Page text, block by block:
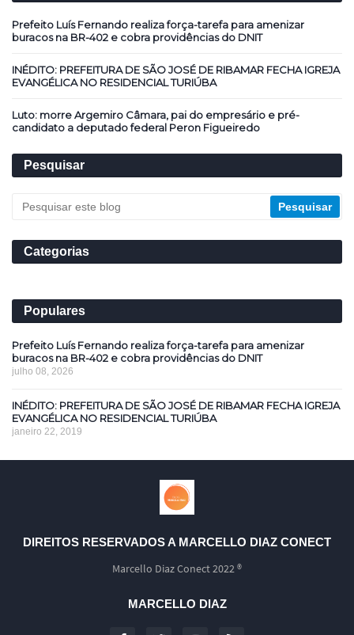
Prefeito Luís Fernando realiza força-tarefa para amenizar
buracos na BR-402 e cobra providências do DNIT
INÉDITO: PREFEITURA DE SÃO JOSÉ DE RIBAMAR FECHA IGREJA
EVANGÉLICA NO RESIDENCIAL TURIÚBA
Luto: morre Argemiro Câmara, pai do empresário e pré-
candidato a deputado federal Peron Figueiredo
Pesquisar
Categorias
Populares
Prefeito Luís Fernando realiza força-tarefa para amenizar
buracos na BR-402 e cobra providências do DNIT
julho 08, 2026
INÉDITO: PREFEITURA DE SÃO JOSÉ DE RIBAMAR FECHA IGREJA
EVANGÉLICA NO RESIDENCIAL TURIÚBA
janeiro 22, 2019
DIREITOS RESERVADOS A MARCELLO DIAZ CONECT
Marcello Diaz Conect 2022 ®
MARCELLO DIAZ